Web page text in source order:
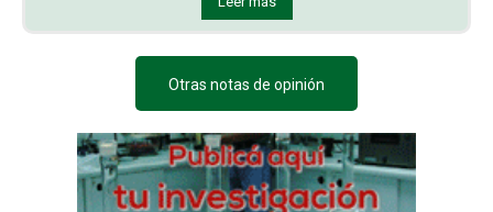
Otras notas de opinión